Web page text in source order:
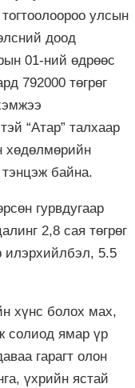
улсын
доод
01-ний өдрөөс
792000 төгрөг
“Атар” талхаар
хөдөлмөрийн
тэнцэж байна.
гурвдугаар
2,8 сая төгрөг
илэрхийлбэл, 5.5
хүнс болох мах,
солиод ямар үр
гарагт олон
үхрийн ястай